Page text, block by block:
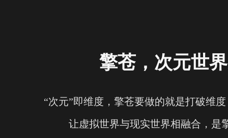
擎苍，次元世
“次元”即维度，擎苍要做的就是打破维
让虚拟世界与现实世界相融合，是